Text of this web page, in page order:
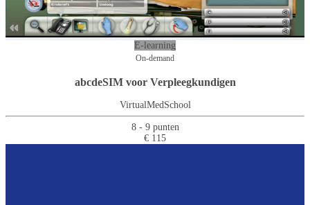
E-learning
On-demand
abcdeSIM voor Verpleegkundigen
VirtualMedSchool
8 - 9 punten
€ 115